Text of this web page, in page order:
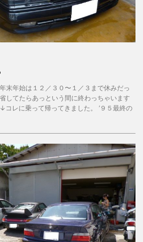
末年始は１２／３０〜１／３まで休みだっ
してたらあっという間に終わっちゃいます
コレに乗って帰ってきました。 ’９５最終の